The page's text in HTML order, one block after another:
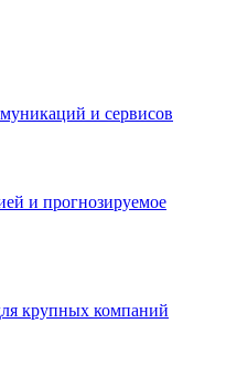
и сервисов
и прогнозируемое
крупных компаний